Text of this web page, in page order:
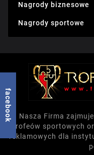
Nagrody biznesowe
Nagrody sportowe
Nasza Firma
trofeów sportowych
reklamowych dla
facebook